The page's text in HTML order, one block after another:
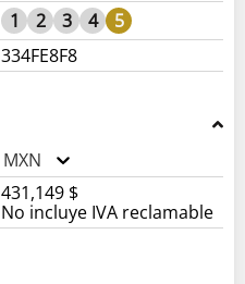
1 2 3 4
5
334FE8F8
MXN
431,149 $
No incluye IVA reclamable